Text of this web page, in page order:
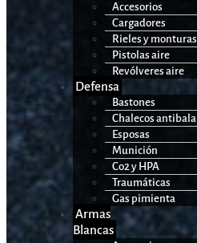
Accesorios
Cargadores
Rieles y monturas
Pistolas aire
Revólveres aire
Defensa
Bastones
Chalecos antibala
Esposas
Munición
Co2 y HPA
Traumáticas
Gas pimienta
Armas
Blancas